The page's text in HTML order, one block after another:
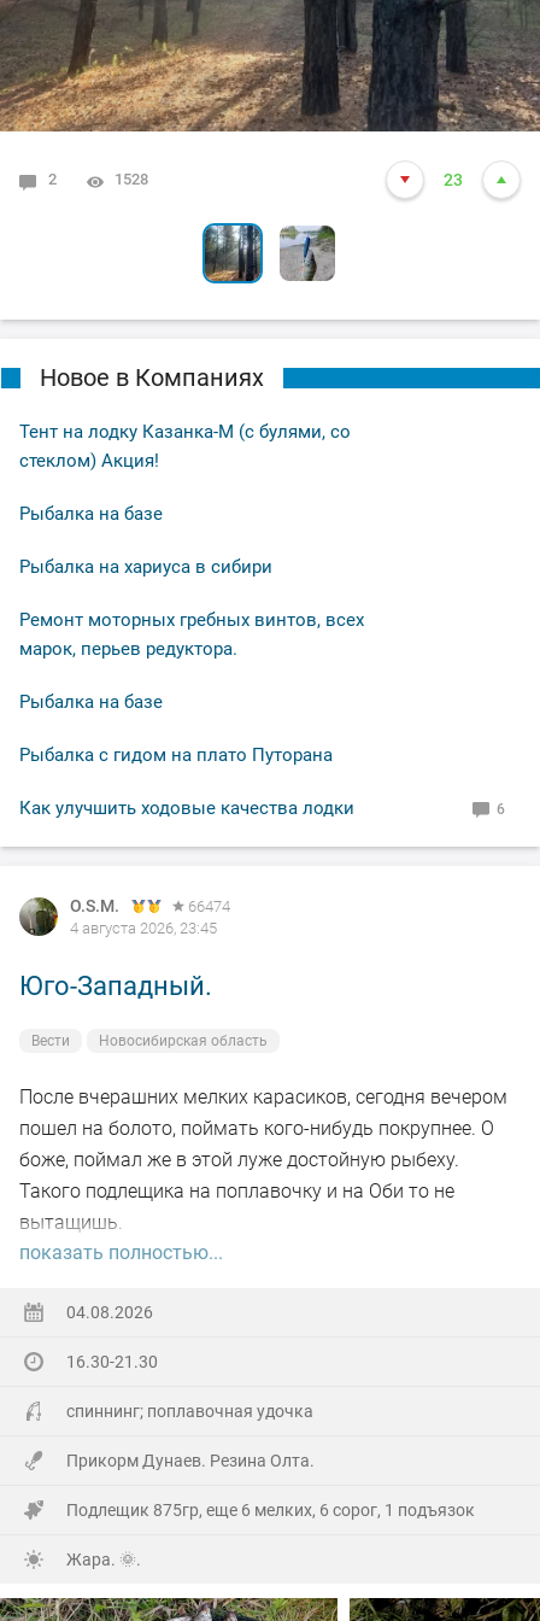
2 1528 23
6 1683 24
Новое в Компаниях
Тент на лодку Казанка-М (с булями, со
стеклом) Акция!
Рыбалка на базе
Рыбалка на хариуса в сибири
Ремонт моторных гребных винтов, всех
марок, перьев редуктора.
Рыбалка на базе
Рыбалка с гидом на плато Путорана
Как улучшить ходовые качества лодки 6
O.S.M.
66474
4 августа 2026, 23:45
Юго-Западный.
Вести Новосибирская область
После вчерашних мелких карасиков, сегодня вечером
пошел на болото, поймать кого-нибудь покрупнее. О
боже, поймал же в этой луже достойную рыбеху.
Такого подлещика на поплавочку и на Оби то не
вытащишь.
поймал.
На заказе еще покидал спиннинг. Поймал 8 наников.
Отпустил, и пошел домой.
показать полностью...
04.08.2026
16.30-21.30
спиннинг; поплавочная удочка
Прикорм Дунаев. Резина Олта.
Подлещик 875гр, еще 6 мелких, 6 сорог, 1 подъязок
Жара. 🌞.